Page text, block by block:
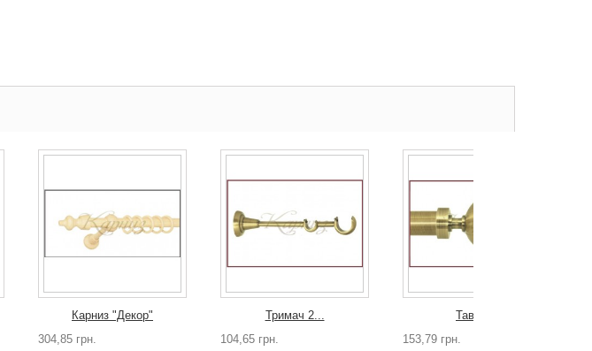
Карниз "Декор"
304,85 грн.
Тримач 2...
104,65 грн.
Таврика
153,79 грн.